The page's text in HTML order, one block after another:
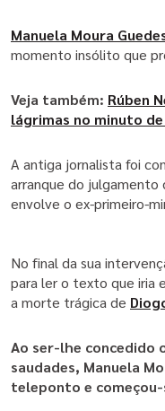
Manuela Moura
momento insólito que
Veja também: Rúben
lágrimas no minuto
A antiga jornalista foi
arranque do julgamento
envolve o ex-primeiro-
para ler o texto que iria
a morte trágica de
saudades, Manuela
teleponto e
Manuela Moura
momento insólito que
Veja também: Rúben
lágrimas no minuto
A antiga jornalista foi
arranque do julgamento
envolve o ex-primeiro-
No final da sua
para ler o texto que iria
a morte trágica de
Ao ser-lhe concedido
saudades, Manuela
teleponto e começou-